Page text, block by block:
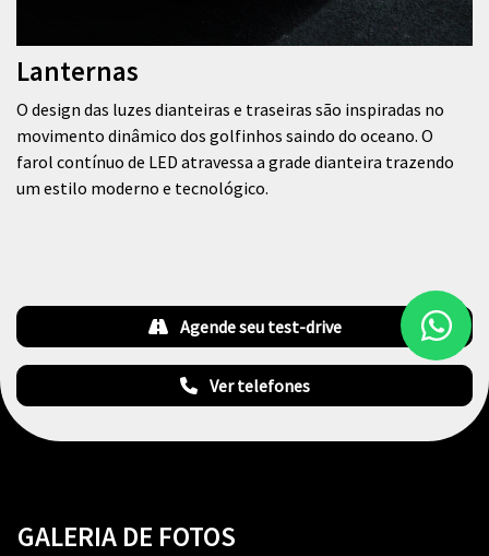
Lanternas
O design das luzes dianteiras e traseiras são inspiradas no
movimento dinâmico dos golfinhos saindo do oceano. O
farol contínuo de LED atravessa a grade dianteira trazendo
um estilo moderno e tecnológico.
Ver telefones
Agende seu test-drive
GALERIA DE FOTOS